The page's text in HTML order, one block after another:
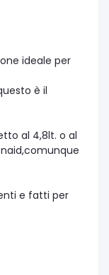
ideale per
è il
al 4,8lt. o al
e fatti per